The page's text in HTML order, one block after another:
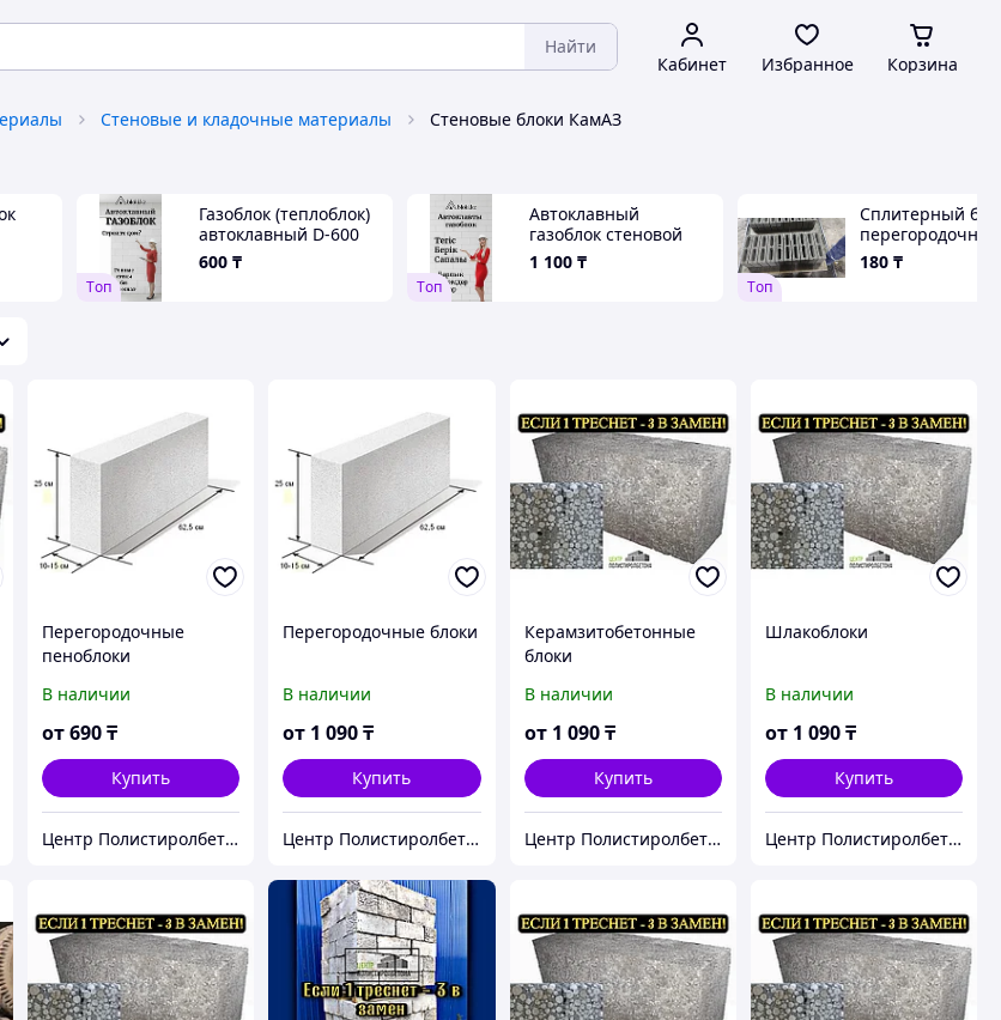
Найти
Кабинет Избранное Корзина
Стеновые и кладочные материалы Стеновые блоки КамАЗ
Tоп
Газоблок (теплоблок)
автоклавный D-600
600*300*100 мм
600 ₸
Tоп
Автоклавный
газоблок стеновой
600х300х200 мм
1 100 ₸
Tоп
Сплитерный
перегородочный
180 ₸
Перегородочные
пеноблоки
В наличии
от690₸
Купить
Центр Полистиролбетона в Алматы - полистиролбетон, пеноблок, теплоблок, газоблок
Перегородочные блоки
В наличии
от 1 090₸
Купить
Центр Полистиролбетона в Алматы - полистиролбетон, пеноблок, теплоблок, газоблок
Керамзитобетонные
блоки
В наличии
от 1 090 ₸
Купить
Центр Полистиролбетона в Алматы - полистиролбетон, пеноблок, теплоблок, газоблок
Шлакоблоки
В наличии
от 1 090₸
Купить
Центр Полистиролбетона в Алматы - полистиролбетон, пеноблок, теплоблок, газоблок